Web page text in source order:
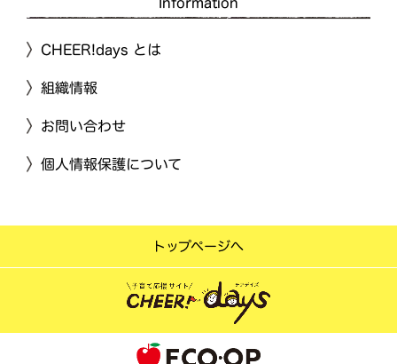
Information
CHEER!days とは
組織情報
お問い合わせ
個人情報保護について
トップページへ